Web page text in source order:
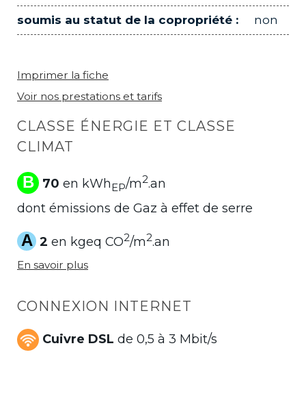
soumis au statut de la copropriété : non
Imprimer la fiche
Voir nos prestations et tarifs
CLASSE ÉNERGIE ET CLASSE
CLIMAT
B 70 en kWhEP/m2.an
dont émissions de Gaz à effet de serre
A 2 en kgeq CO2/m2.an
En savoir plus
CONNEXION INTERNET
Cuivre DSL de 0,5 à 3 Mbit/s